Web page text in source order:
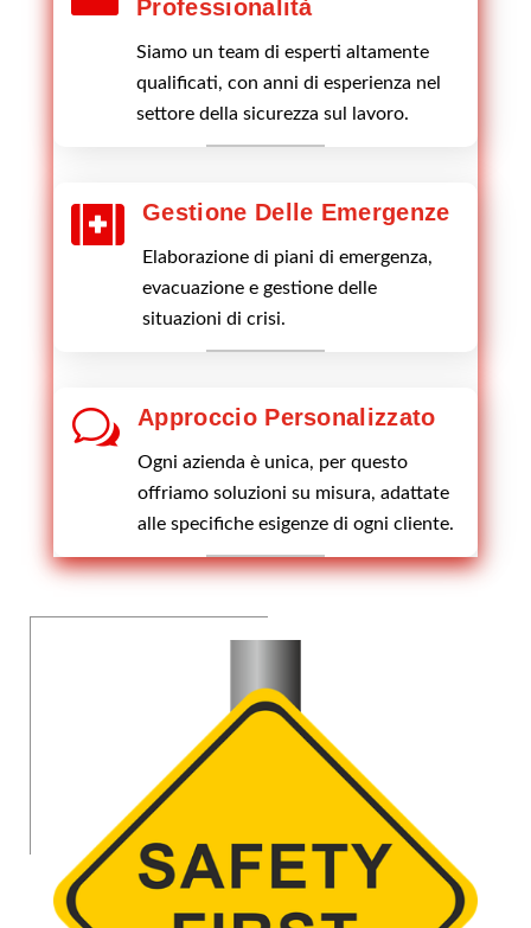
Professionalità
Siamo un team di esperti altamente
qualificati, con anni di esperienza nel
settore della sicurezza sul lavoro.
 Gestione Delle Emergenze
Elaborazione di piani di emergenza,
evacuazione e gestione delle
situazioni di crisi.
w Approccio Personalizzato
Ogni azienda è unica, per questo
offriamo soluzioni su misura, adattate
alle specifiche esigenze di ogni cliente.